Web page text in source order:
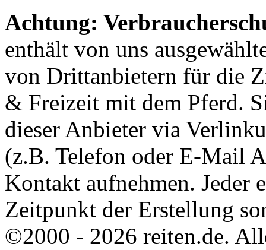
Achtung:
enthält von uns
von Drittanbietern für die
& Freizeit mit dem Pferd.
dieser Anbieter via
(z.B. Telefon oder E-Mail
Kontakt aufnehmen. Jeder
Zeitpunkt der Erstellung
©2000 - 2026 reiten.de.